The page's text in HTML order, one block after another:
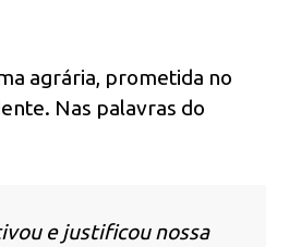
agrária, prometida no
Nas palavras do
e justificou nossa